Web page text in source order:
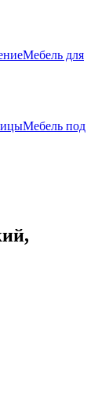
Мебель для
Мебель под